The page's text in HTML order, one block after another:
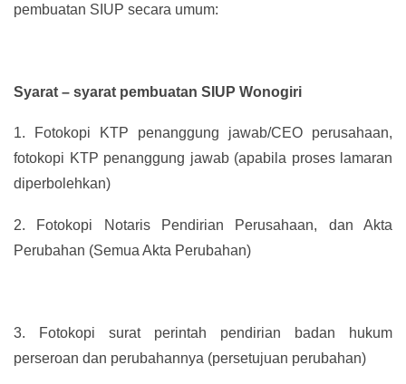
pembuatan SIUP secara umum:
Syarat – syarat pembuatan SIUP Wonogiri
1.
Fotokopi KTP penanggung jawab/CEO perusahaan,
fotokopi KTP penanggung jawab (apabila proses lamaran
diperbolehkan)
2.
Fotokopi Notaris Pendirian Perusahaan, dan Akta
Perubahan (Semua Akta Perubahan)
3.
Fotokopi surat perintah pendirian badan hukum
perseroan dan perubahannya (persetujuan perubahan)